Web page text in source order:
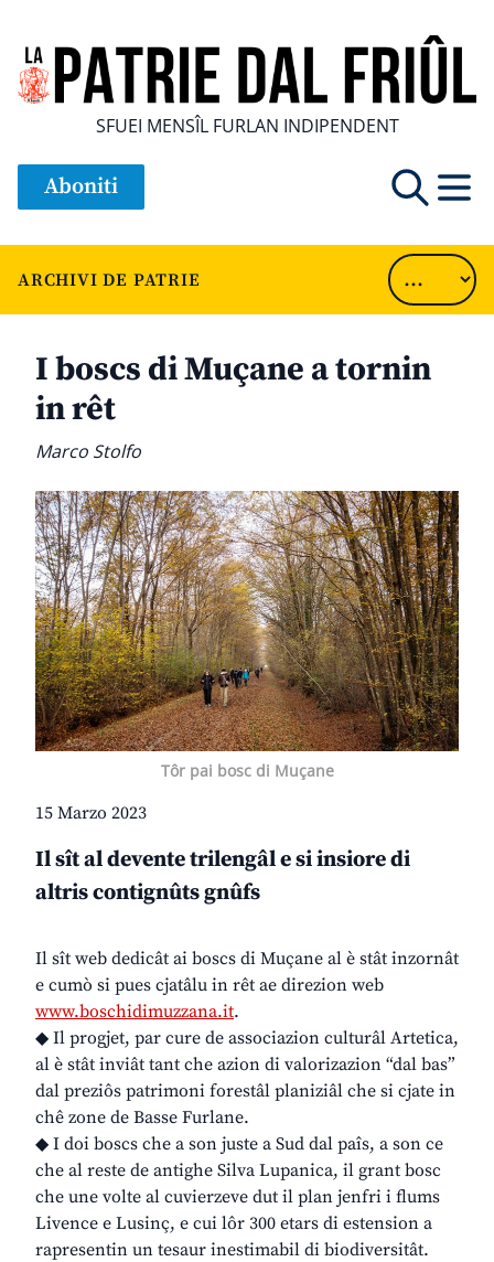
SFUEI MENSÎL FURLAN INDIPENDENT
Aboniti
ARCHIVI DE PATRIE
I boscs di Muçane a tornin
in rêt
Marco Stolfo
Tôr pai bosc di Muçane
15 Marzo 2023
Il sît al devente trilengâl e si insiore di
altris contignûts gnûfs
Il sît web dedicât ai boscs di Muçane al è stât inzornât
e cumò si pues cjatâlu in rêt ae direzion web
www.boschidimuzzana.it.
◆ Il progjet, par cure de associazion culturâl Artetica,
al è stât inviât tant che azion di valorizazion “dal bas”
dal preziôs patrimoni forestâl planiziâl che si cjate in
chê zone de Basse Furlane.
◆ I doi boscs che a son juste a Sud dal paîs, a son ce
che al reste de antighe Silva Lupanica, il grant bosc
che une volte al cuvierzeve dut il plan jenfri i flums
Livence e Lusinç, e cui lôr 300 etars di estension a
rapresentin un tesaur inestimabil di biodiversitât.